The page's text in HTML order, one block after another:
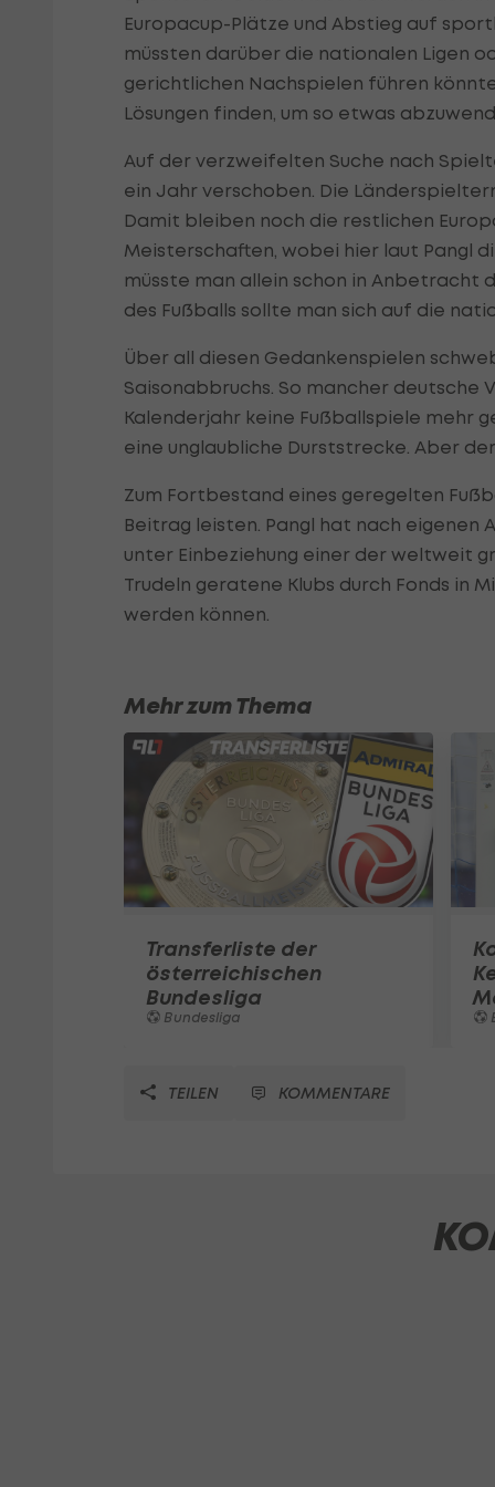
Europacup-Plätze und Abstieg auf
müssten darüber die nationalen Ligen
gerichtlichen Nachspielen führen
Lösungen finden, um so etwas
Auf der verzweifelten Suche nach
ein Jahr verschoben. Die
Damit bleiben noch die restlichen
Meisterschaften, wobei hier laut Pangl
müsste man allein schon in Anbetracht
des Fußballs sollte man sich auf die
Über all diesen Gedankenspielen
Saisonabbruchs. So mancher deutsche
Kalenderjahr keine Fußballspiele mehr
eine unglaubliche Durststrecke. Aber
Zum Fortbestand eines geregelten
Beitrag leisten. Pangl hat nach eigenen
unter Einbeziehung einer der weltweit
Trudeln geratene Klubs durch Fonds in
werden können.
Mehr zum Thema
Transferliste der
österreichischen
Bundesliga
Bundesliga
TEILEN KOMMENTARE